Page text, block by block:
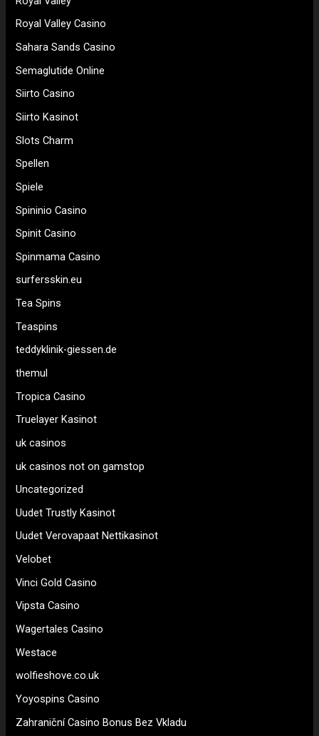
Royal Valley Casino
Sahara Sands Casino
Semaglutide Online
Siirto Casino
Siirto Kasinot
Slots Charm
Spellen
Spiele
Spininio Casino
Spinit Casino
Spinmama Casino
surfersskin.eu
Tea Spins
Teaspins
teddyklinik-giessen.de
themul
Tropica Casino
Truelayer Kasinot
uk casinos
uk casinos not on gamstop
Uncategorized
Uudet Trustly Kasinot
Uudet Verovapaat Nettikasinot
Velobet
Vinci Gold Casino
Vipsta Casino
Wagertales Casino
Westace
wolfieshove.co.uk
Yoyospins Casino
Zahraniční Casino Bonus Bez Vkladu